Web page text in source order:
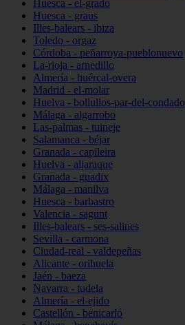
Huesca - el-grado
Huesca - graus
Illes-balears - ibiza
Toledo - orgaz
Córdoba - peñarroya-pueblonuevo
La-rioja - arnedillo
Almería - huércal-overa
Madrid - el-molar
Huelva - bollullos-par-del-condado
Málaga - algarrobo
Las-palmas - tuineje
Salamanca - béjar
Granada - capileira
Huelva - aljaraque
Granada - guadix
Málaga - manilva
Huesca - barbastro
Valencia - sagunt
Illes-balears - ses-salines
Sevilla - carmona
Ciudad-real - valdepeñas
Alicante - orihuela
Jaén - baeza
Navarra - tudela
Almería - el-ejido
Castellón - benicarló